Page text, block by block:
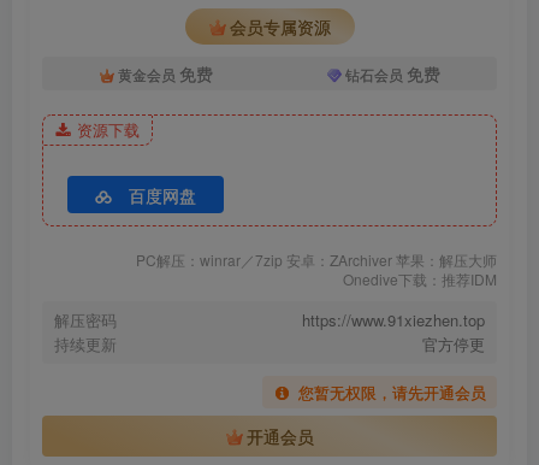
会员专属资源
黄金会员 免费 钻石会员 免费
资源下载
百度网盘
PC解压：winrar／7zip 安卓：ZArchiver 苹果：解压大师
Onedive下载：推荐IDM
解压密码
https://www.91xiezhen.top
持续更新
官方停更
您暂无权限，请先开通会员
开通会员